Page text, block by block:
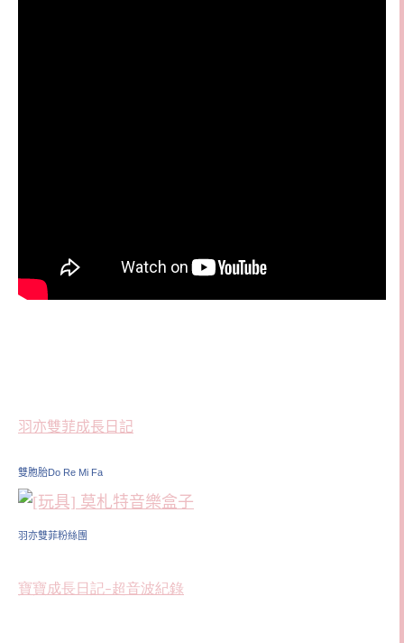
羽亦雙菲成長日記
雙胞胎Do Re Mi Fa
羽亦雙菲粉絲團
寶寶成長日記–超音波紀錄